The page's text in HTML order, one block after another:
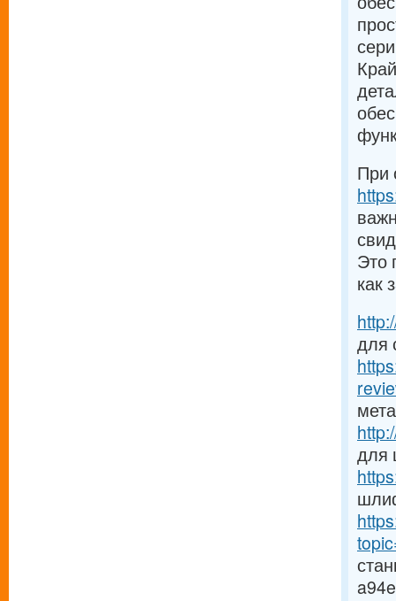
При
Это
как
для
для